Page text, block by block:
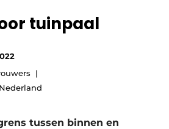
tuinpaal
tussen binnen en